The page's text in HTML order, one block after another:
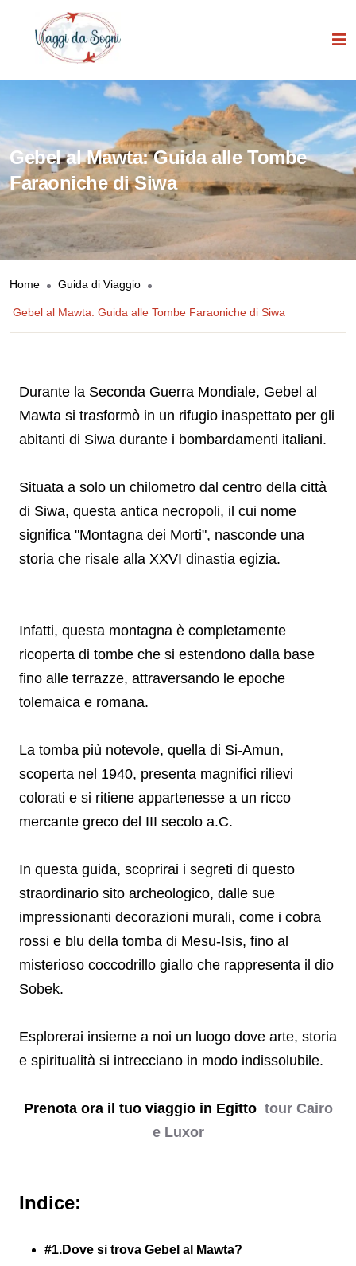
Gebel al Mawta: Guida alle Tombe
Faraoniche di Siwa
Home Guida di Viaggio
Gebel al Mawta: Guida alle Tombe Faraoniche di Siwa
Durante la Seconda Guerra Mondiale, Gebel al
Mawta si trasformò in un rifugio inaspettato per gli
abitanti di Siwa durante i bombardamenti italiani.
Situata a solo un chilometro dal centro della città
di Siwa, questa antica necropoli, il cui nome
significa "Montagna dei Morti", nasconde una
storia che risale alla XXVI dinastia egizia.
Infatti, questa montagna è completamente
ricoperta di tombe che si estendono dalla base
fino alle terrazze, attraversando le epoche
tolemaica e romana.
La tomba più notevole, quella di Si-Amun,
scoperta nel 1940, presenta magnifici rilievi
colorati e si ritiene appartenesse a un ricco
mercante greco del III secolo a.C.
In questa guida, scoprirai i segreti di questo
straordinario sito archeologico, dalle sue
impressionanti decorazioni murali, come i cobra
rossi e blu della tomba di Mesu-Isis, fino al
misterioso coccodrillo giallo che rappresenta il dio
Sobek.
Esplorerai insieme a noi un luogo dove arte, storia
e spiritualità si intrecciano in modo indissolubile.
Prenota ora il tuo viaggio in Egitto tour Cairo
e Luxor
Indice:
#1.Dove si trova Gebel al Mawta?